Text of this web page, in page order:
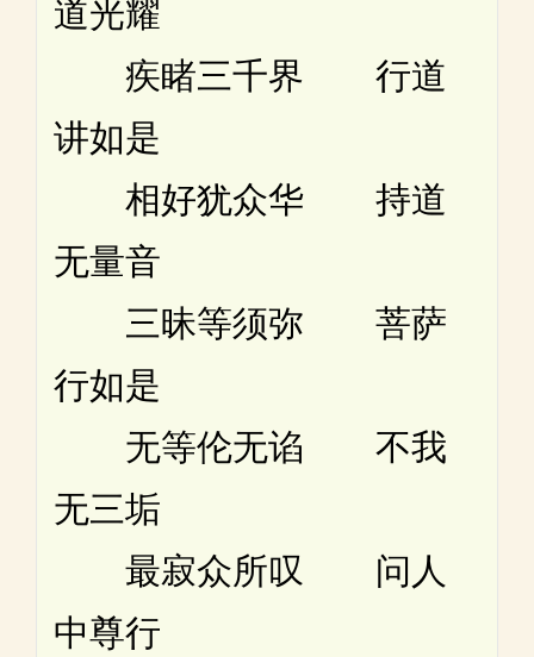
道光耀
疾睹三千界 行道
讲如是
相好犹众华 持道
无量音
三昧等须弥 菩萨
行如是
无等伦无谄 不我
无三垢
最寂众所叹 问人
中尊行